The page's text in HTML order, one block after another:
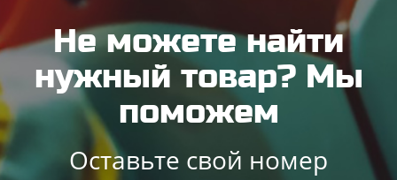
Не можете найти
нужный товар? Мы
поможем